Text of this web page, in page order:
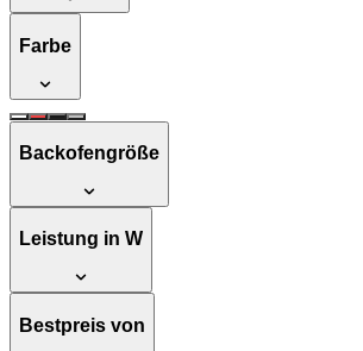
Farbe
Backofengröße
Leistung in W
Bestpreis von